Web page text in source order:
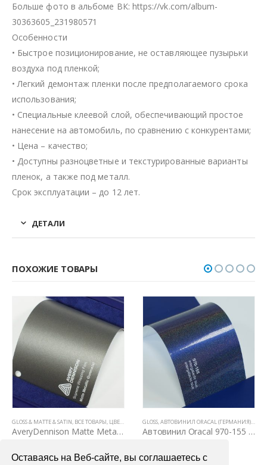
Оставаясь на Веб-сайте, вы соглашаетесь с
Больше фото в альбоме ВК: https://vk.com/album-
30363605_231980571
Особенности
• Быстрое позиционирование, не оставляющее пузырьки
воздуха под пленкой;
• Легкий демонтаж пленки после предполагаемого срока
использования;
• Специальные клеевой слой, обеспечивающий простое
нанесение на автомобиль, по сравнению с конкурентами;
• Цена – качество;
• Доступны разноцветные и текстурированные варианты
пленок, а также под металл.
Срок эксплуатации – до 12 лет.
ДЕТАЛИ
ПОХОЖИЕ ТОВАРЫ
ПЛЕНКИ
ТОВАРЫ, ЦВЕТНЫЕ ВИНИЛОВЫЕ ПЛЕНКИ
AveryDennison Matte Metallic Gunmetal
GLOSS,АВТОВИНИЛ ORACAL (ГЕРМАНИЯ),ВСЕ ТОВАРЫ,ЦВЕТНЫЕ
Автовинил Oracal 970-155 intergalactic blue – “галактик” синий, глянец
GLOSS & MATTE & SATIN